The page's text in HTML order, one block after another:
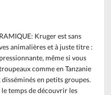
Kruger est sans
animalières et à juste titre :
même si vous
comme en Tanzanie
en petits groupes.
temps de découvrir les